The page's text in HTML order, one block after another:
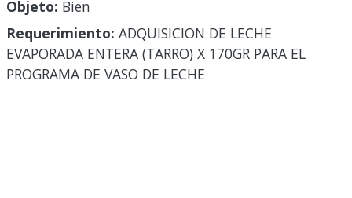
Objeto: Bien
Requerimiento: ADQUISICION DE LECHE
EVAPORADA ENTERA (TARRO) X 170GR PARA EL
PROGRAMA DE VASO DE LECHE